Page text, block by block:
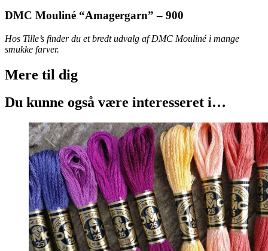
DMC Mouliné “Amagergarn” – 900
Hos Tille’s finder du et bredt udvalg af DMC Mouliné i mange
smukke farver.
Mere til dig
Du kunne også være interesseret i…